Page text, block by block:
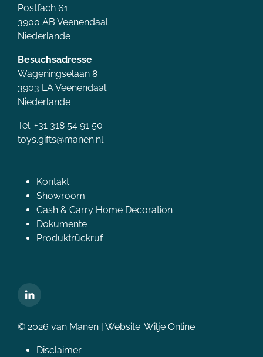
Postfach 61
3900 AB Veenendaal
Niederlande
Besuchsadresse
Wageningselaan 8
3903 LA Veenendaal
Niederlande
Tel. +31 318 54 91 50
toys.gifts@manen.nl
Kontakt
Showroom
Cash & Carry Home Decoration
Dokumente
Produktrückruf
© 2026 van Manen | Website: Wilje Online
Disclaimer